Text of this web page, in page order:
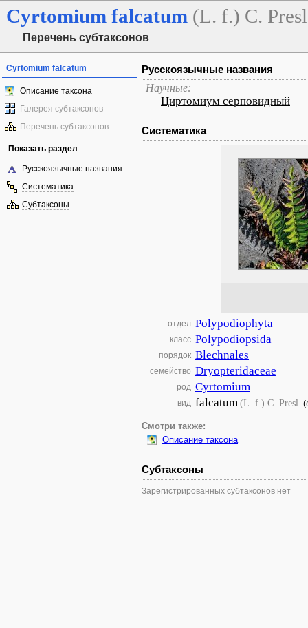
Cyrtomium falcatum (L. f.) C.
Перечень субтаксонов
Cyrtomium falcatum
Описание таксона
Галерея субтаксонов
Перечень субтаксонов
Показать раздел
Русскоязычные названия
Систематика
Субтаксоны
Русскоязычные названия
Научные:
Циртомиум серповидный
Систематика
отдел Polypodiophyta
класс Polypodiopsida
порядок Blechnales
семейство Dryopteridaceae
род Cyrtomium
вид falcatum(L. f.) C. Presl. (
Смотри также:
Описание таксона
Субтаксоны
Зарегистрированных субтаксонов нет